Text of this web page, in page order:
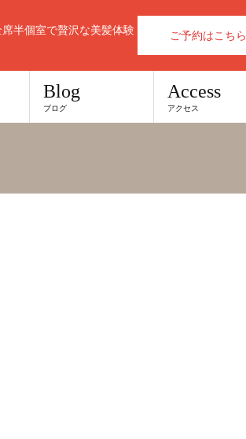
半個室で贅沢な美髪体験 ご予約はこちら
Blog
ブログ
Access
アクセス